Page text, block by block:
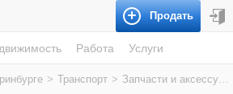
Продать
Работа Услуги
> Транспорт > Запчасти и аксессуары